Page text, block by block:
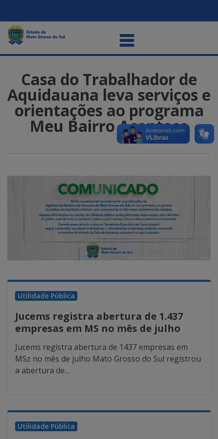
Casa do Trabalhador de
Aquidauana leva serviços e
orientações ao programa
Meu Bairro Acontece
Utilidade Pública
Jucems registra abertura de 1.437
empresas em MS no mês de julho
Jucems registra abertura de 1437 empresas em
MSz no mês de julho Mato Grosso do Sul registrou
a abertura de...
Utilidade Pública